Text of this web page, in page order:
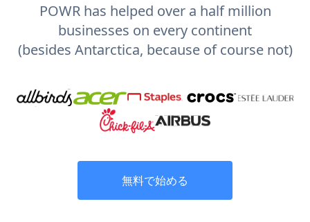
POWR has helped over a half million
businesses on every continent
(besides Antarctica, because of course not)
無料で始める